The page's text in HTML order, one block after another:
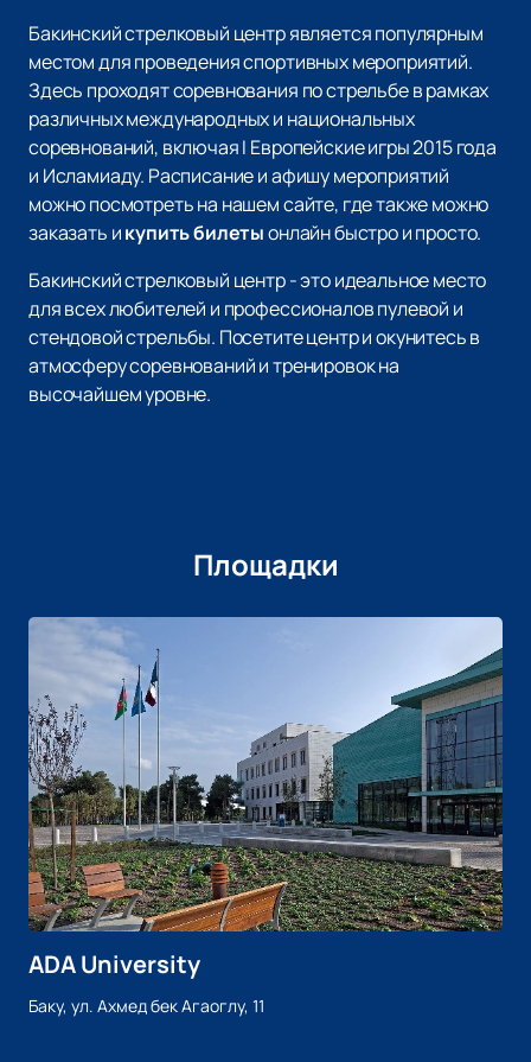
Бакинский стрелковый центр является популярным
местом для проведения спортивных мероприятий.
Здесь проходят соревнования по стрельбе в рамках
различных международных и национальных
соревнований, включая I Европейские игры 2015 года
и Исламиаду. Расписание и афишу мероприятий
можно посмотреть на нашем сайте, где также можно
заказать икупить билетыонлайн быстро и просто.
Бакинский стрелковый центр - это идеальное место
для всех любителей и профессионалов пулевой и
стендовой стрельбы. Посетите центр и окунитесь в
атмосферу соревнований и тренировок на
высочайшем уровне.
Площадки
ADA University
Баку, ул. Ахмед бек Агаоглу, 11